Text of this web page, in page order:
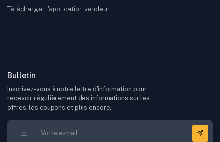
Télécharger l'application vendeur
Bulletin
Inscrivez-vous à notre lettre d'information pour
recevoir régulièrement des informations sur les
offres, les coupons et plus encore.